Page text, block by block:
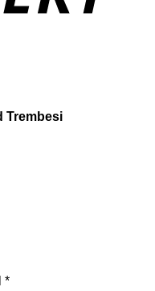
Trembesi
*Wajib